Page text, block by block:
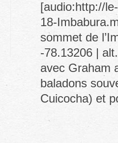
[audio:http://
18-
sommet de
-78.13206 |
avec Graham
baladons
Cuicocha) et